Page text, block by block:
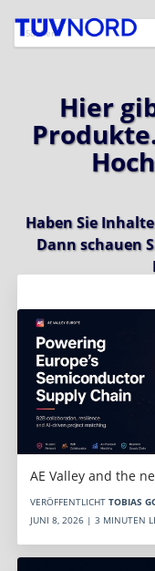
Hier
Haben Sie
Dann schauen
AE Valley and the
VERÖFFENTLICHT TOBIAS
JUNI 8, 2026 | 3 MINUTEN